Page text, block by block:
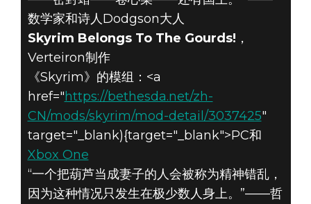
数学家和诗人Dodgson大人
Skyrim Belongs To The Gourds! ，
Verteiron制作
《Skyrim》的模组：<a
href="https://bethesda.net/zh-
CN/mods/skyrim/mod-detail/3037425"
target="_blank){target="_blank">PC和
Xbox One
“一个把葫芦当成妻子的人会被称为精神错乱，
因为这种情况只发生在极少数人身上。”——哲